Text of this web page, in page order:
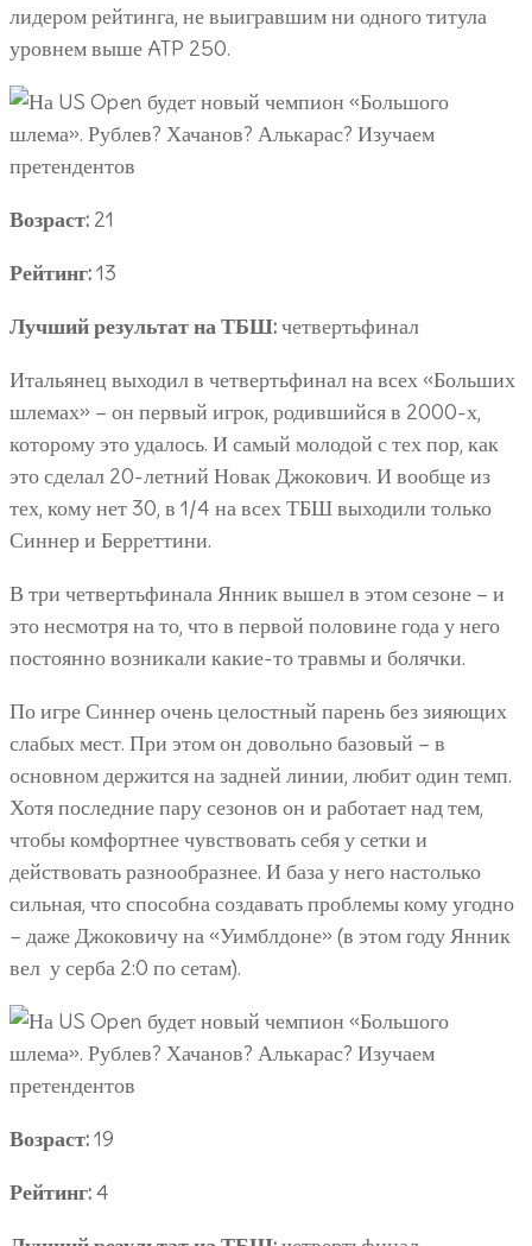
лидером рейтинга, не выигравшим ни одного титула
уровнем выше ATP 250.
Возраст: 21
Рейтинг:13
Лучший результат на ТБШ:четвертьфинал
Итальянец выходил в четвертьфинал на всех «Больших
шлемах» – он первый игрок, родившийся в 2000-х,
которому это удалось. И самый молодой с тех пор, как
это сделал 20-летний Новак Джокович. И вообще из
тех, кому нет 30, в 1/4 на всех ТБШ выходили только
Синнер и Берреттини.
В три четвертьфинала Янник вышел в этом сезоне – и
это несмотря на то, что в первой половине года у него
постоянно возникали какие-то травмы и болячки.
По игре Синнер очень целостный парень без зияющих
слабых мест. При этом он довольно базовый – в
основном держится на задней линии, любит один темп.
Хотя последние пару сезонов он и работает над тем,
чтобы комфортнее чувствовать себя у сетки и
действовать разнообразнее. И база у него настолько
сильная, что способна создавать проблемы кому угодно
– даже Джоковичу на «Уимблдоне» (в этом году Янник
вел у серба 2:0 по сетам).
Возраст:19
Рейтинг:4